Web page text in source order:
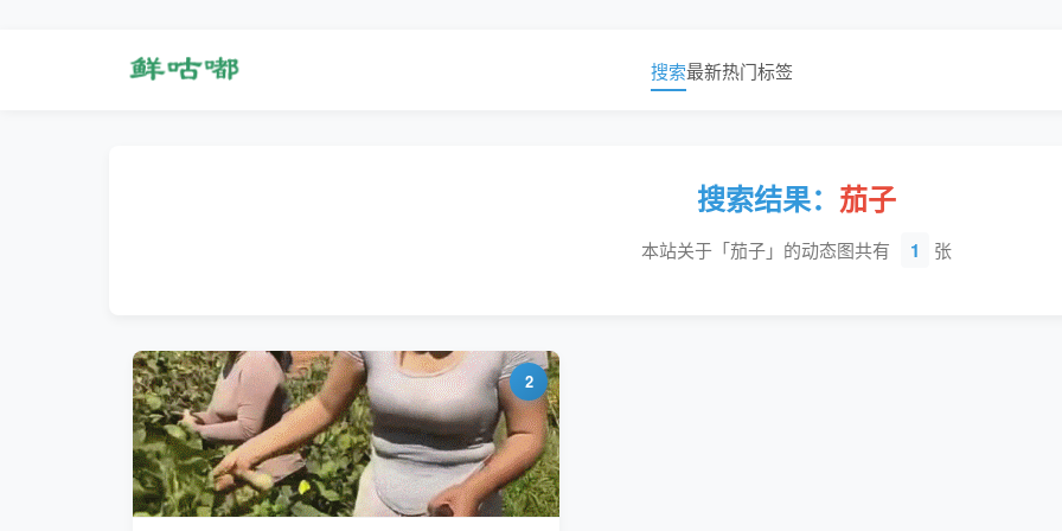
搜索最新热门标签
搜索结果： 茄子
本站关于「茄子」的动态图共有 1 张
2